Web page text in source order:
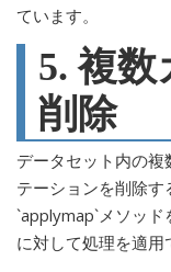
ています。
5. 複
削除
データセット内の
テーションを削除
`applymap`メソッ
に対して処理を適用